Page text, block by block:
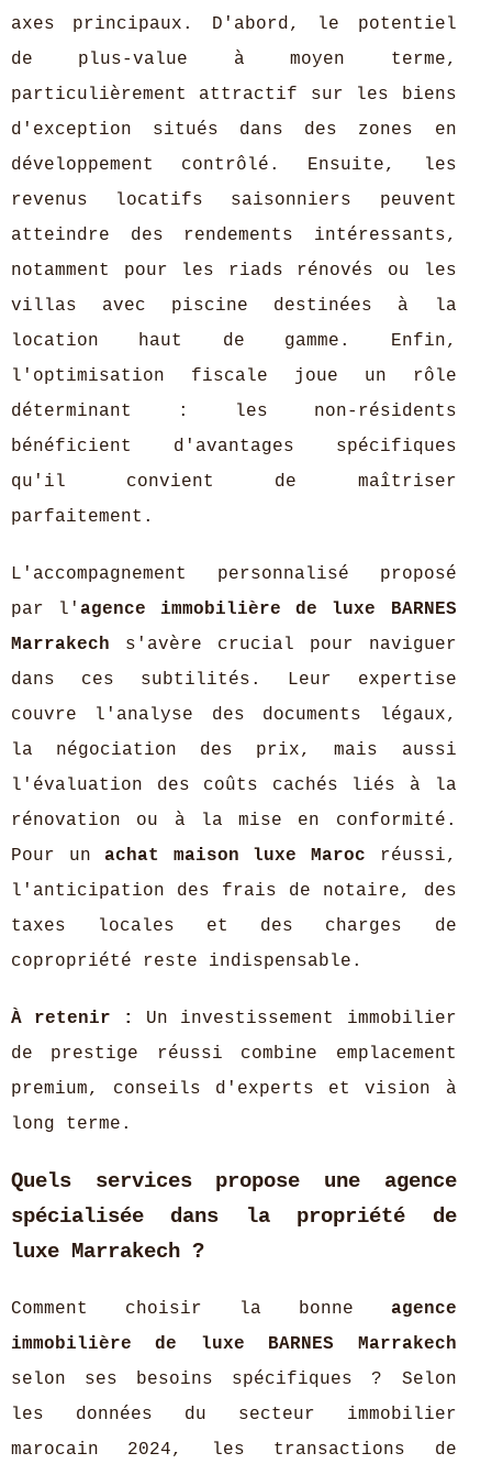
axes principaux. D'abord, le potentiel
de plus-value à moyen terme,
particulièrement attractif sur les biens
d'exception situés dans des zones en
développement contrôlé. Ensuite, les
revenus locatifs saisonniers peuvent
atteindre des rendements intéressants,
notamment pour les riads rénovés ou les
villas avec piscine destinées à la
location haut de gamme. Enfin,
l'optimisation fiscale joue un rôle
déterminant : les non-résidents
bénéficient d'avantages spécifiques
qu'il convient de maîtriser
parfaitement.
L'accompagnement personnalisé proposé
par l'agence immobilière de luxe BARNES
Marrakech s'avère crucial pour naviguer
dans ces subtilités. Leur expertise
couvre l'analyse des documents légaux,
la négociation des prix, mais aussi
l'évaluation des coûts cachés liés à la
rénovation ou à la mise en conformité.
Pour unachat maison luxe Maroc réussi,
l'anticipation des frais de notaire, des
taxes locales et des charges de
copropriété reste indispensable.
À retenir :
Un investissement immobilier
de prestige réussi combine emplacement
premium, conseils d'experts et vision à
long terme.
Quels services propose une agence
spécialisée dans la propriété de
luxe Marrakech ?
Comment choisir la bonne agence
immobilière de luxe BARNES Marrakech
selon ses besoins spécifiques ? Selon
les données du secteur immobilier
marocain 2024, les transactions de